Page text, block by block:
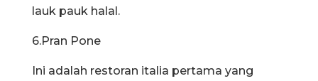
lauk pauk halal.
6.Pran Pone
Ini adalah restoran italia pertama yang